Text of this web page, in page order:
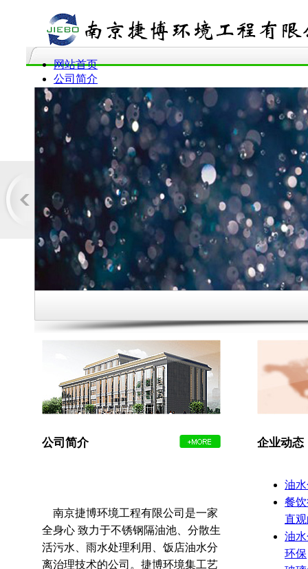
网站首页
公司简介
服务范围
产品介绍
企业动态
工程案例
企业资质
联系我们
公司简介
南京捷博环境工程有限公司是一家
全身心 致力于不锈钢隔油池、分散生
活污水、雨水处理利用、饭店油水分
离治理技术的公司。捷博环境集工艺
企业动态
油
餐
直
油
环保
一体化地埋式污水... 微动力高负荷地下...